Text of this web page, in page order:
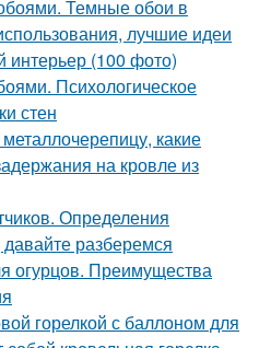
Темные обои в
лучшие идеи
интерьер (100 фото)
Психологическое
стен
какие
на кровле из
Определения
разберемся
огурцов. Преимущества
горелкой с баллоном для